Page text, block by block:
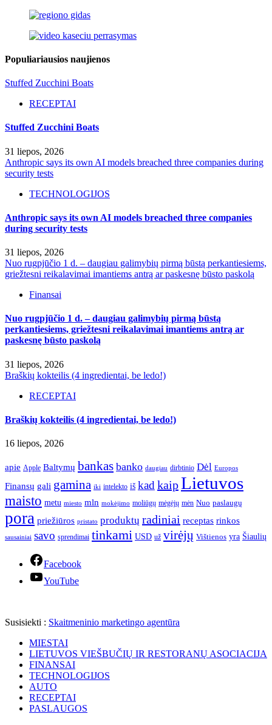
Populiariausios naujienos
Stuffed Zucchini Boats
RECEPTAI
Stuffed Zucchini Boats
31 liepos, 2026
Anthropic says its own AI models breached three companies during
security tests
TECHNOLOGIJOS
Anthropic says its own AI models breached three companies
during security tests
31 liepos, 2026
Nuo rugpjūčio 1 d. – daugiau galimybių pirmą būstą perkantiesiems,
griežtesni reikalavimai imantiems antrą ar paskesnę būsto paskolą
Finansai
Nuo rugpjūčio 1 d. – daugiau galimybių pirmą būstą
perkantiesiems, griežtesni reikalavimai imantiems antrą ar
paskesnę būsto paskolą
31 liepos, 2026
Braškių kokteilis (4 ingredientai, be ledo!)
RECEPTAI
Braškių kokteilis (4 ingredientai, be ledo!)
16 liepos, 2026
apie Apple Baltymų bankas banko daugiau dirbtinio Dėl Europos
Finansų gali gamina iki intelekto iš kadkaipLietuvos
maisto metu miesto mln mokėjimo moliūgų mėgėjų mėn Nuo paslaugų
pora priežiūros pristato produktų radiniai receptas rinkos
sausainiai savo sprendimai tinkami USD už virėjų Vištienos yra Šiaulių
Facebook
YouTube
Susisiekti : Skaitmeninio marketingo agentūra
MIESTAI
LIETUVOS VIEŠBUČIŲ IR RESTORANŲ ASOCIACIJA
FINANSAI
TECHNOLOGIJOS
AUTO
RECEPTAI
PASLAUGOS